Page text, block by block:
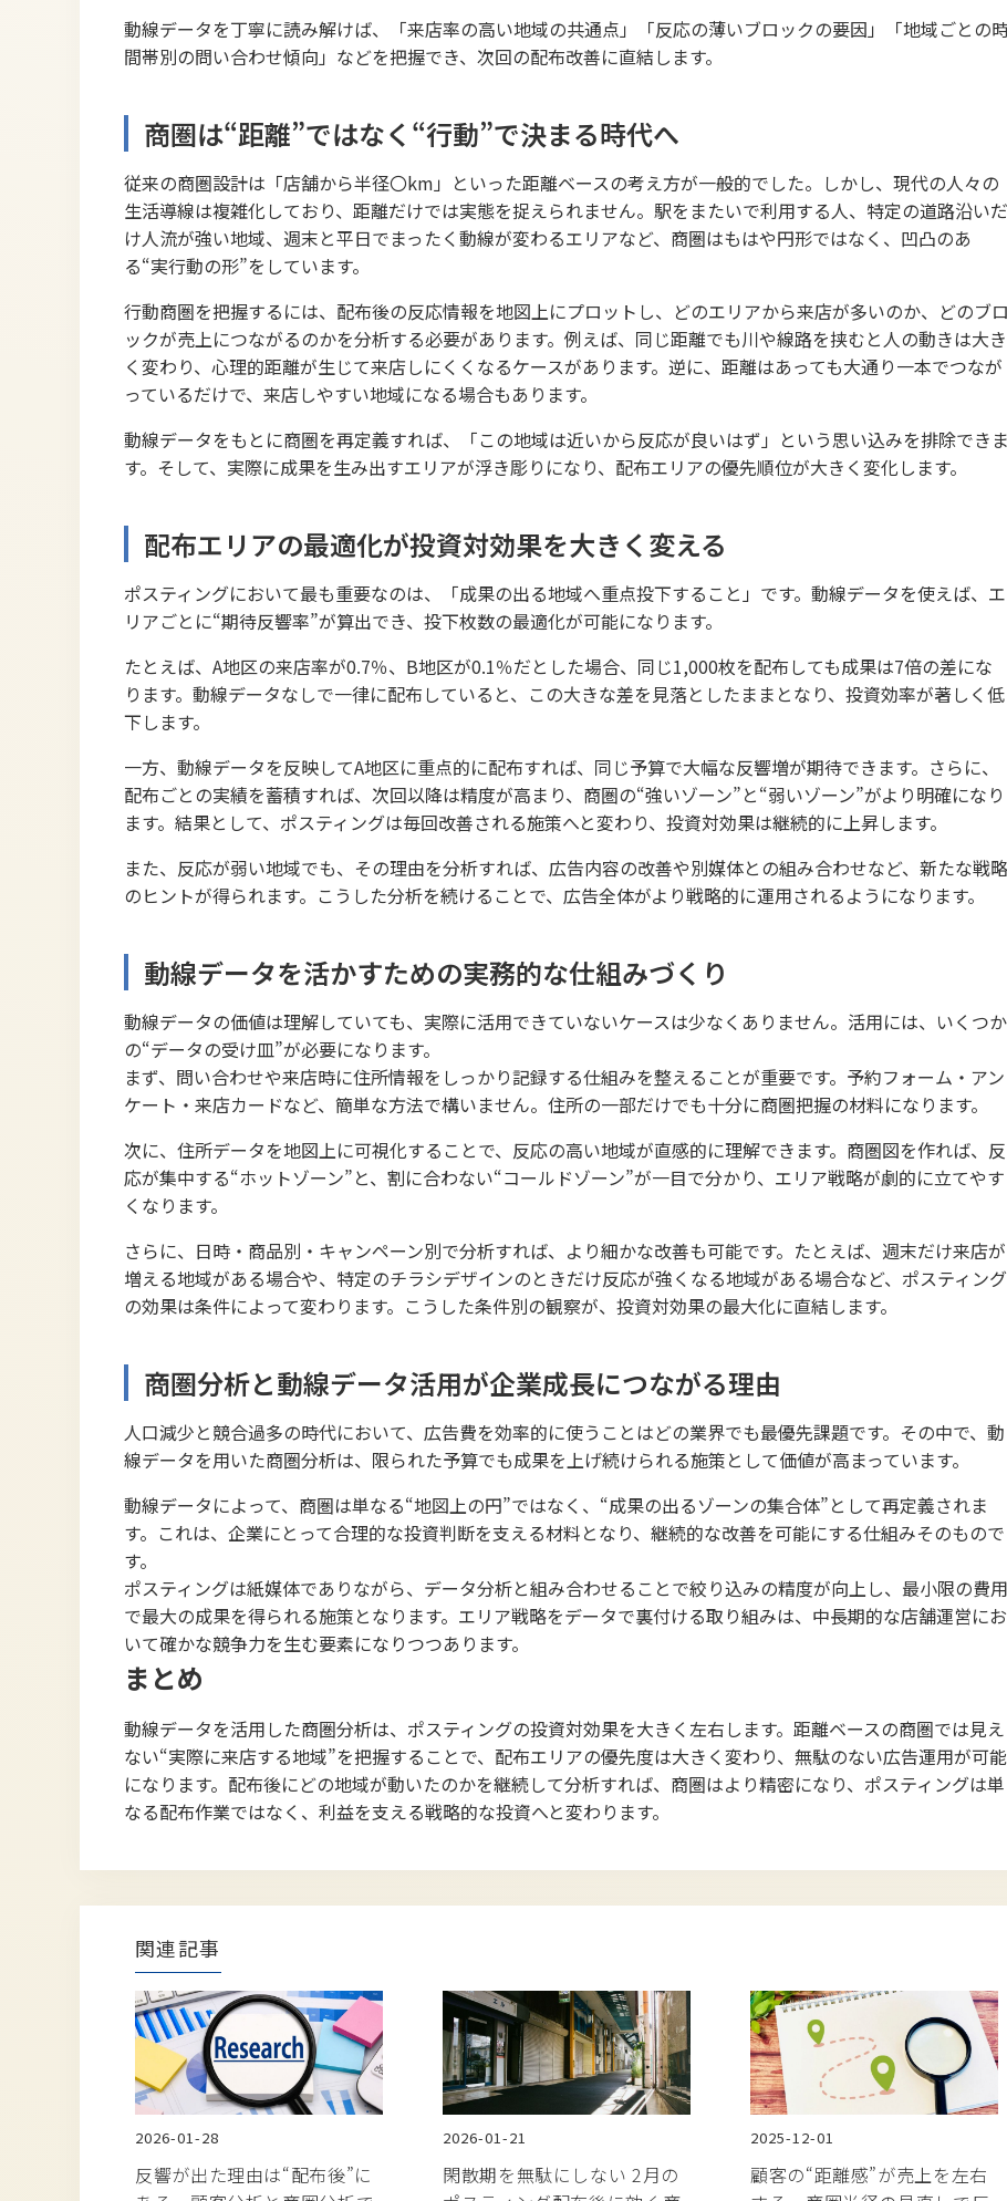
動線データを丁寧に読み解けば、「来店率の高い地域の共通点」「反応の薄いブロックの要因」「地域ごとの
間帯別の問い合わせ傾向」などを把握でき、次回の配布改善に直結します。
商圏は“距離”ではなく“行動”で決まる時代へ
従来の商圏設計は「店舗から半径〇km」といった距離ベースの考え方が一般的でした。しかし、現代の人々の
生活導線は複雑化しており、距離だけでは実態を捉えられません。駅をまたいで利用する人、特定の道路沿いだ
け人流が強い地域、週末と平日でまったく動線が変わるエリアなど、商圏はもはや円形ではなく、凹凸のあ
る“実行動の形”をしています。
行動商圏を把握するには、配布後の反応情報を地図上にプロットし、どのエリアから来店が多いのか、どのブロ
ックが売上につながるのかを分析する必要があります。例えば、同じ距離でも川や線路を挟むと人の動きは大き
く変わり、心理的距離が生じて来店しにくくなるケースがあります。逆に、距離はあっても大通り一本でつなが
っているだけで、来店しやすい地域になる場合もあります。
動線データをもとに商圏を再定義すれば、「この地域は近いから反応が良いはず」という思い込みを排除できま
す。そして、実際に成果を生み出すエリアが浮き彫りになり、配布エリアの優先順位が大きく変化します。
配布エリアの最適化が投資対効果を大きく変える
ポスティングにおいて最も重要なのは、「成果の出る地域へ重点投下すること」です。動線データを使えば、エ
リアごとに“期待反響率”が算出でき、投下枚数の最適化が可能になります。
たとえば、A地区の来店率が0.7％、B地区が0.1％だとした場合、同じ1,000枚を配布しても成果は7倍の差にな
ります。動線データなしで一律に配布していると、この大きな差を見落としたままとなり、投資効率が著しく低
下します。
一方、動線データを反映してA地区に重点的に配布すれば、同じ予算で大幅な反響増が期待できます。さらに、
配布ごとの実績を蓄積すれば、次回以降は精度が高まり、商圏の“強いゾーン”と“弱いゾーン”がより明確になり
ます。結果として、ポスティングは毎回改善される施策へと変わり、投資対効果は継続的に上昇します。
また、反応が弱い地域でも、その理由を分析すれば、広告内容の改善や別媒体との組み合わせなど、新たな戦略
のヒントが得られます。こうした分析を続けることで、広告全体がより戦略的に運用されるようになります。
動線データを活かすための実務的な仕組みづくり
動線データの価値は理解していても、実際に活用できていないケースは少なくありません。活用には、いくつか
の“データの受け皿”が必要になります。
まず、問い合わせや来店時に住所情報をしっかり記録する仕組みを整えることが重要です。予約フォーム・アン
ケート・来店カードなど、簡単な方法で構いません。住所の一部だけでも十分に商圏把握の材料になります。
次に、住所データを地図上に可視化することで、反応の高い地域が直感的に理解できます。商圏図を作れば、反
応が集中する“ホットゾーン”と、割に合わない“コールドゾーン”が一目で分かり、エリア戦略が劇的に立てやす
くなります。
さらに、日時・商品別・キャンペーン別で分析すれば、より細かな改善も可能です。たとえば、週末だけ来店が
増える地域がある場合や、特定のチラシデザインのときだけ反応が強くなる地域がある場合など、ポスティング
の効果は条件によって変わります。こうした条件別の観察が、投資対効果の最大化に直結します。
商圏分析と動線データ活用が企業成長につながる理由
人口減少と競合過多の時代において、広告費を効率的に使うことはどの業界でも最優先課題です。その中で、動
線データを用いた商圏分析は、限られた予算でも成果を上げ続けられる施策として価値が高まっています。
動線データによって、商圏は単なる“地図上の円”ではなく、“成果の出るゾーンの集合体”として再定義されま
す。これは、企業にとって合理的な投資判断を支える材料となり、継続的な改善を可能にする仕組みそのもので
す。
ポスティングは紙媒体でありながら、データ分析と組み合わせることで絞り込みの精度が向上し、最小限の費用
で最大の成果を得られる施策となります。エリア戦略をデータで裏付ける取り組みは、中長期的な店舗運営にお
いて確かな競争力を生む要素になりつつあります。
まとめ
動線データを活用した商圏分析は、ポスティングの投資対効果を大きく左右します。距離ベースの商圏では見え
ない“実際に来店する地域”を把握することで、配布エリアの優先度は大きく変わり、無駄のない広告運用が可能
になります。配布後にどの地域が動いたのかを継続して分析すれば、商圏はより精密になり、ポスティングは単
なる配布作業ではなく、利益を支える戦略的な投資へと変わります。
関連記事
2026-01-28
反響が出た理由は“配布後”に
2026-01-21
閑散期を無駄にしない 2月の
2025-12-01
顧客の“距離感”が売上を左右